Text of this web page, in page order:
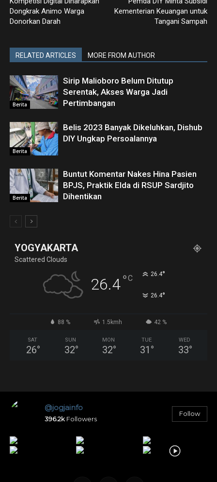
Dongkrak Animo Warga
Donorkan Darah
Kementerian Keuangan untuk
Tangani Sampah
RELATED ARTICLES MORE FROM AUTHOR
Berita
Sirip Malioboro Belum Ditutup
Serentak, Akses Warga Jadi
Pertimbangan
Berita
Belis 2023 Banyak Dikeluhkan, Dishub
DIY Ungkap Persoalannya
Berita
Buntut Komentar Nakes Hina Pasien
BPJS, Praktik Elda di RSUP Sardjito
Dihentikan
YOGYAKARTA
Scattered Clouds
26.4°C 26.4°
26.4°
88 % 1.5kmh 42 %
SAT
26°
SUN
32°
MON
32°
TUE
31 °
WED
33°
@jogjainfo
396.2k Followers
Follow